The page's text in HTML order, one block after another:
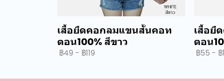
เสื้อยืดคอกลมแขนสั้นคอท
ตอน100% สีขาว
฿49 - ฿119
เสื้อยื
ตอน
฿55 -